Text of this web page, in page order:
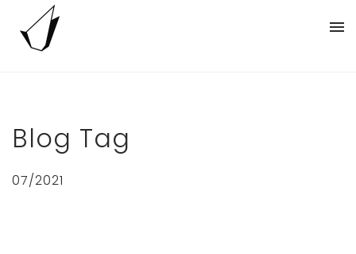
Blog Tag
07/2021